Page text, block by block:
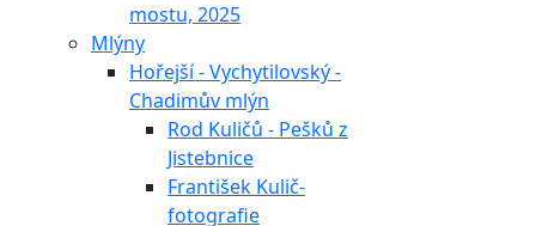
mostu, 2025
Mlýny
Hořejší - Vychytilovský -
Chadimův mlýn
Rod Kuličů - Pešků z
Jistebnice
František Kulič-
fotografie